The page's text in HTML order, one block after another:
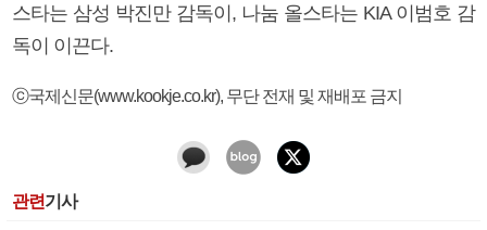
스타는 삼성 박진만 감독이, 나눔 올스타는 KIA 이범호 감
독이 이끈다.
ⓒ국제신문(www.kookje.co.kr), 무단 전재 및 재배포 금지
관련기사